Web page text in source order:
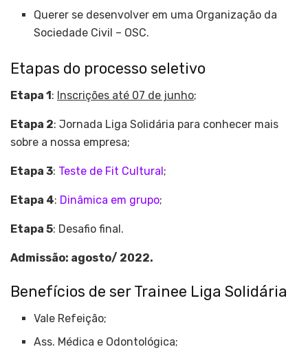
Querer se desenvolver em uma Organização da
Sociedade Civil – OSC.
Etapas do processo seletivo
Etapa 1: Inscrições até 07 de junho;
Etapa 2: Jornada Liga Solidária para conhecer mais
sobre a nossa empresa;
Etapa 3: Teste de Fit Cultural;
Etapa 4: Dinâmica em grupo;
Etapa 5: Desafio final.
Admissão: agosto/ 2022.
Benefícios de ser Trainee Liga Solidária
Vale Refeição;
Ass. Médica e Odontológica;